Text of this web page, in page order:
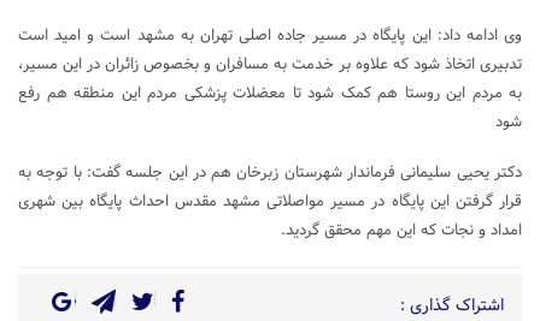
وی ادامه داد: این پایگاه در مسیر جاده اصلی تهران به مشهد است و امید است
تدبیری اتخاذ شود که علاوه بر خدمت به مسافران و بخصوص زائران در این مسیر،
به مردم این روستا هم کمک شود تا معضلات پزشکی مردم این منطقه هم رفع
شود
دکتر یحیی سلیمانی فرماندار شهرستان زبرخان هم در این جلسه گفت: با توجه به
قرار گرفتن این پایگاه در مسیر مواصلاتی مشهد مقدس احداث پایگاه بین شهری
امداد و نجات که این مهم محقق گردید.
اشتراک گذاری :